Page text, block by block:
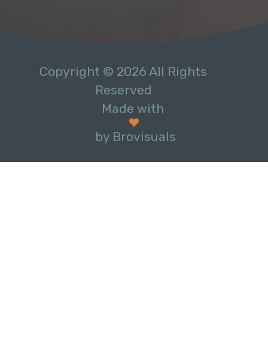
Copyright © 2026 All Rights
Reserved
Made with
by Brovisuals